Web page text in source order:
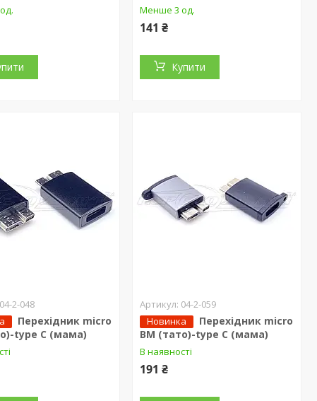
Менше 3 од.
141 ₴
Купити
04-2-048
Перехідник micro
type C (мама)
04-2-059
Новинка
Перехідник micro
BM (тато)-type C (мама)
В наявності
191 ₴